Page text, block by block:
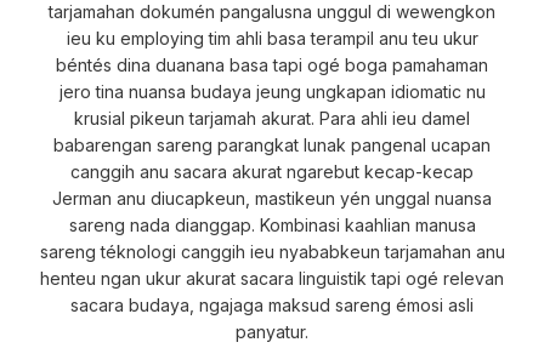
tarjamahan dokumén pangalusna unggul di wewengkon
ieu ku employing tim ahli basa terampil anu teu ukur
béntés dina duanana basa tapi ogé boga pamahaman
jero tina nuansa budaya jeung ungkapan idiomatic nu
krusial pikeun tarjamah akurat. Para ahli ieu damel
babarengan sareng parangkat lunak pangenal ucapan
canggih anu sacara akurat ngarebut kecap-kecap
Jerman anu diucapkeun, mastikeun yén unggal nuansa
sareng nada dianggap. Kombinasi kaahlian manusa
sareng téknologi canggih ieu nyababkeun tarjamahan anu
henteu ngan ukur akurat sacara linguistik tapi ogé relevan
sacara budaya, ngajaga maksud sareng émosi asli
panyatur.